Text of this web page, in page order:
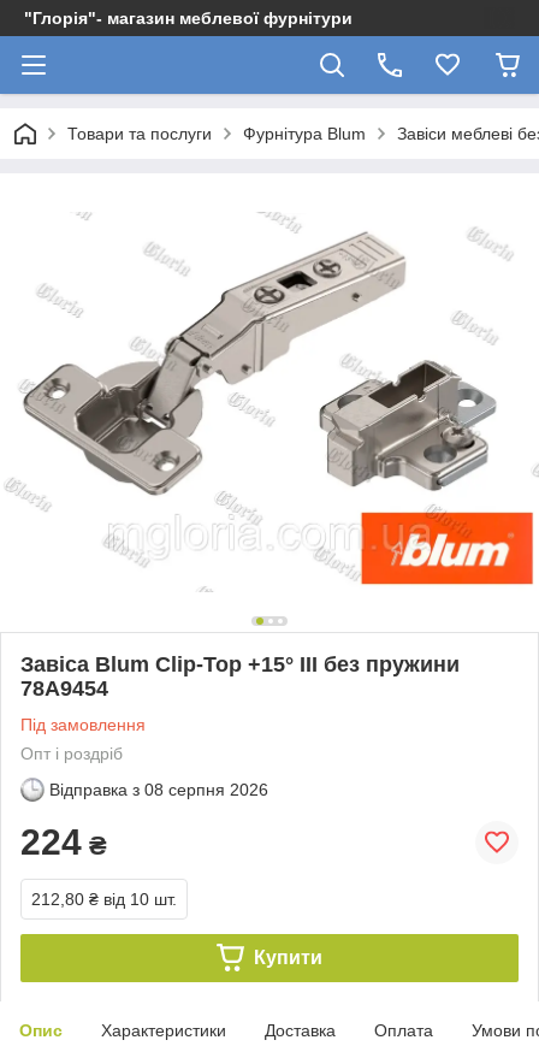
"Глорія"- магазин меблевої фурнітури
Товари та послуги Фурнітура Blum Завіси меблеві
Завіса Blum Clip-Top +15° III без пружини
78A9454
Під замовлення
Опт і роздріб
Відправка з 08 серпня 2026
224 ₴
212,80 ₴ від 10 шт.
Купити
Опис Характеристики Доставка Оплата Умови